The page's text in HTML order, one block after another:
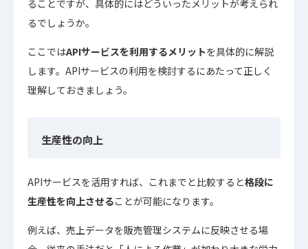
ることですが、具体的にはどういったメリットが考えられ
るでしょうか。
ここではAPIサービスを利用するメリットを具体的に解説
します。APIサービスの利用を検討するにあたって正しく
理解しておきましょう。
生産性の向上
APIサービスを活用すれば、これまでと比較すると格段に
生産性を向上させることが可能になります。
例えば、売上データを販売管理システムに反映させる場